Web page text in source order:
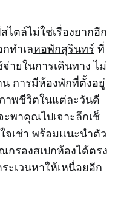
ตล์ไม่ใช่เรื่องยากอีก
ทำเลหอพักสุรินทร์ ที่
ายในการเดินทาง ไม่
การมีห้องพักที่ตั้งอยู่
พชีวิตในแต่ละวันดี
พาคุณไปเจาะลึกเช็
เช่า พร้อมแนะนำตัว
รองสเปกห้องได้ตรง
ะเวนหาให้เหนื่อยอีก